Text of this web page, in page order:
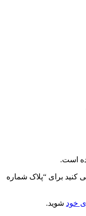
است.
کنید برای “پلاک شماره
خود شوید.